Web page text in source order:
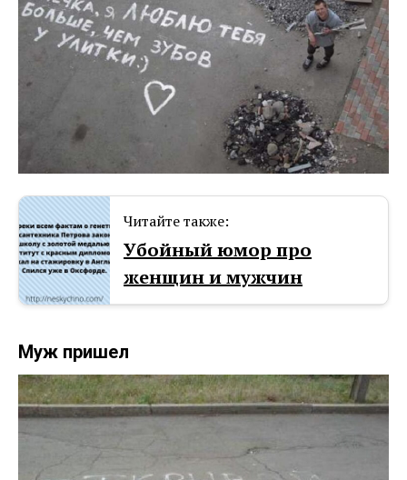
Читайте также:
Убойный юмор про
женщин и мужчин
Муж пришел